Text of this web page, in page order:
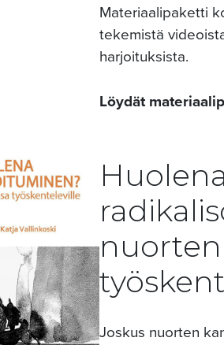
Materiaalipaketti
tekemistä
harjoituksista.
Löydät
Huolena
nuorten
Joskus nuorten